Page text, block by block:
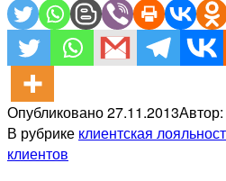
Опубликовано27.11.2013Автор:
В рубрике клиентская
клиентов